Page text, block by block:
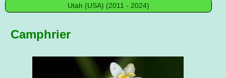
Utah (USA) (2011 - 2024)
Camphrier